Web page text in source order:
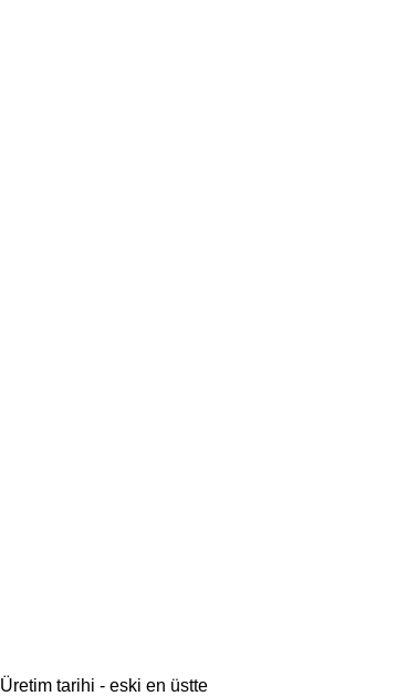
Üretim tarihi - eski en üstte